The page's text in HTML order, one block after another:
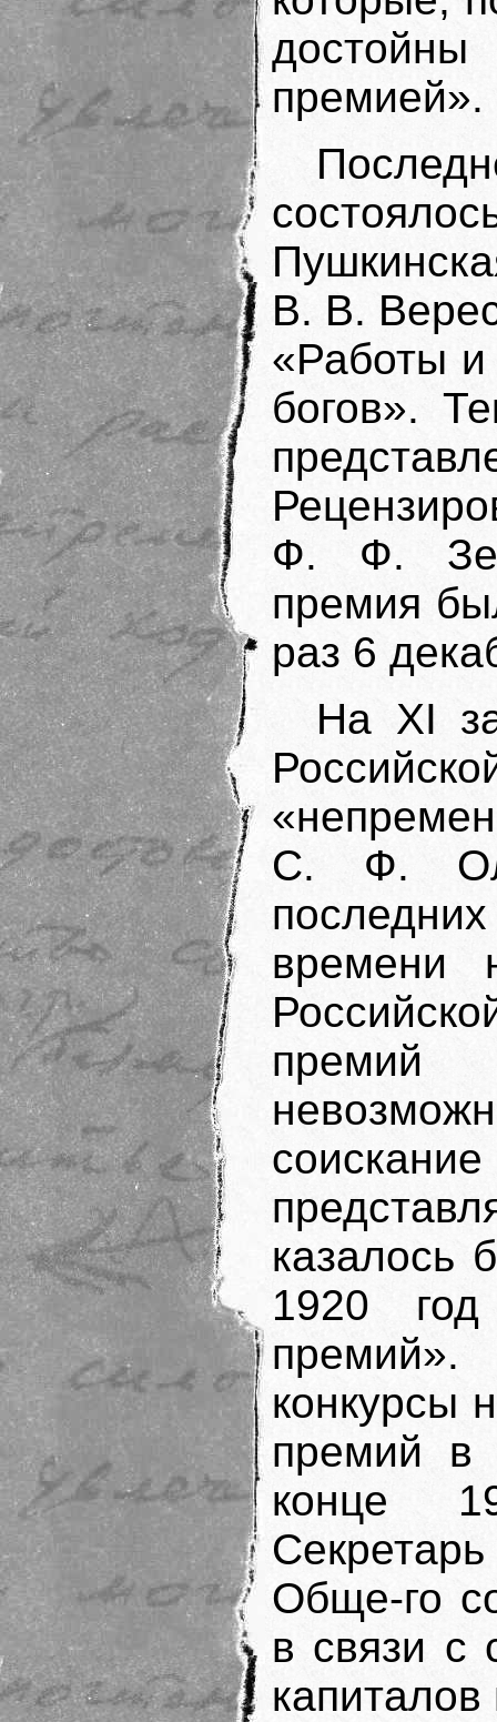
премией».
В. В.
«Работы
богов».
Ф. Ф.
премия
раз 6
На XI
С. Ф.
времени
казалось
1920
премий».
конкурсы
премий в
конце
Обще-го
в связи с